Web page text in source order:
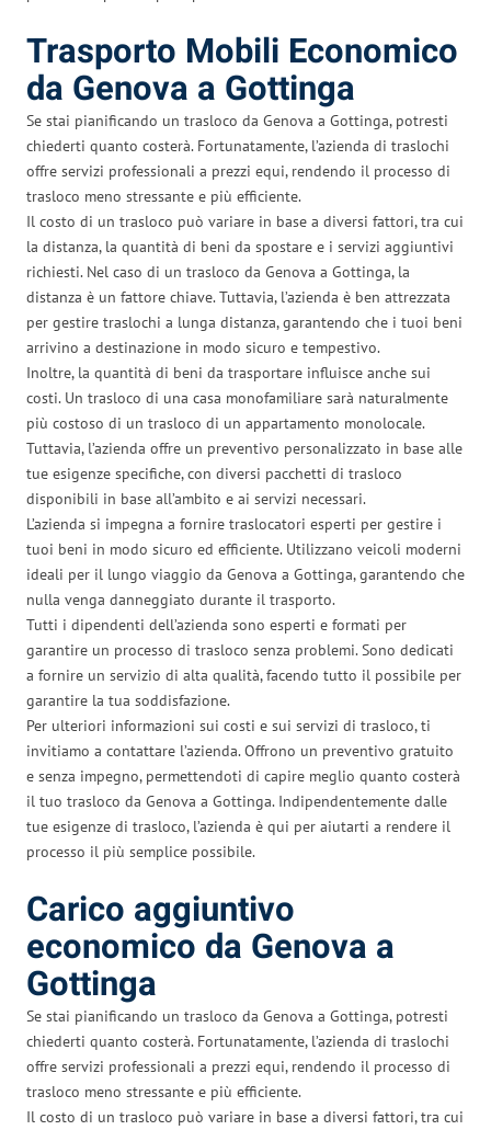
Trasporto Mobili Economico
da Genova a Gottinga
Se stai pianificando un trasloco da Genova a Gottinga, potresti
chiederti quanto costerà. Fortunatamente, l’azienda di traslochi
offre servizi professionali a prezzi equi, rendendo il processo di
trasloco meno stressante e più efficiente.
Il costo di un trasloco può variare in base a diversi fattori, tra cui
la distanza, la quantità di beni da spostare e i servizi aggiuntivi
richiesti. Nel caso di un trasloco da Genova a Gottinga, la
distanza è un fattore chiave. Tuttavia, l’azienda è ben attrezzata
per gestire traslochi a lunga distanza, garantendo che i tuoi beni
arrivino a destinazione in modo sicuro e tempestivo.
Inoltre, la quantità di beni da trasportare influisce anche sui
costi. Un trasloco di una casa monofamiliare sarà naturalmente
più costoso di un trasloco di un appartamento monolocale.
Tuttavia, l’azienda offre un preventivo personalizzato in base alle
tue esigenze specifiche, con diversi pacchetti di trasloco
disponibili in base all’ambito e ai servizi necessari.
L’azienda si impegna a fornire traslocatori esperti per gestire i
tuoi beni in modo sicuro ed efficiente. Utilizzano veicoli moderni
ideali per il lungo viaggio da Genova a Gottinga, garantendo che
nulla venga danneggiato durante il trasporto.
Tutti i dipendenti dell’azienda sono esperti e formati per
garantire un processo di trasloco senza problemi. Sono dedicati
a fornire un servizio di alta qualità, facendo tutto il possibile per
garantire la tua soddisfazione.
Per ulteriori informazioni sui costi e sui servizi di trasloco, ti
invitiamo a contattare l’azienda. Offrono un preventivo gratuito
e senza impegno, permettendoti di capire meglio quanto costerà
il tuo trasloco da Genova a Gottinga. Indipendentemente dalle
tue esigenze di trasloco, l’azienda è qui per aiutarti a rendere il
processo il più semplice possibile.
Carico aggiuntivo
economico da Genova a
Gottinga
Se stai pianificando un trasloco da Genova a Gottinga, potresti
chiederti quanto costerà. Fortunatamente, l’azienda di traslochi
offre servizi professionali a prezzi equi, rendendo il processo di
trasloco meno stressante e più efficiente.
Il costo di un trasloco può variare in base a diversi fattori, tra cui